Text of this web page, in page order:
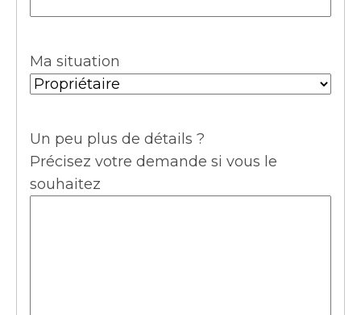
Ma situation
Un peu plus de détails ?
Précisez votre demande si vous le
souhaitez